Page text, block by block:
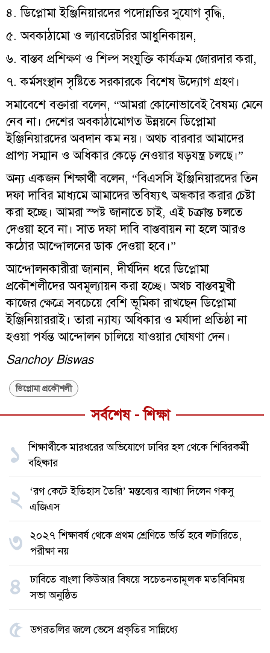
৪. ডিপ্লোমা ইঞ্জিনিয়ারদের পদোন্নতির সুযোগ বৃদ্ধি,
৫. অবকাঠামো ও ল্যাবরেটরির আধুনিকায়ন,
৬. বাস্তব প্রশিক্ষণ ও শিল্প সংযুক্তি কার্যক্রম জোরদার করা,
৭. কর্মসংস্থান সৃষ্টিতে সরকারকে বিশেষ উদ্যোগ গ্রহণ।
সমাবেশে বক্তারা বলেন, “আমরা কোনোভাবেই বৈষম্য মেনে
নেব না। দেশের অবকাঠামোগত উন্নয়নে ডিপ্লোমা
ইঞ্জিনিয়ারদের অবদান কম নয়। অথচ বারবার আমাদের
প্রাপ্য সম্মান ও অধিকার কেড়ে নেওয়ার ষড়যন্ত্র চলছে।”
অন্য একজন শিক্ষার্থী বলেন, “বিএসসি ইঞ্জিনিয়ারদের তিন
দফা দাবির মাধ্যমে আমাদের ভবিষ্যৎ অন্ধকার করার চেষ্টা
করা হচ্ছে। আমরা স্পষ্ট জানাতে চাই, এই চক্রান্ত চলতে
দেওয়া হবে না। সাত দফা দাবি বাস্তবায়ন না হলে আরও
কঠোর আন্দোলনের ডাক দেওয়া হবে।”
আন্দোলনকারীরা জানান, দীর্ঘদিন ধরে ডিপ্লোমা
প্রকৌশলীদের অবমূল্যায়ন করা হচ্ছে। অথচ বাস্তবমুখী
কাজের ক্ষেত্রে সবচেয়ে বেশি ভূমিকা রাখছেন ডিপ্লোমা
ইঞ্জিনিয়াররাই। তারা ন্যায্য অধিকার ও মর্যাদা প্রতিষ্ঠা না
হওয়া পর্যন্ত আন্দোলন চালিয়ে যাওয়ার ঘোষণা দেন।
Sanchoy Biswas
ডিপ্লোমা প্রকৌশলী
সর্বশেষ - শিক্ষা
১
শিক্ষার্থীকে মারধরের অভিযোগে ঢাবির হল থেকে শিবিরকর্মী
বহিষ্কার
২
‘রগ কেটে ইতিহাস তৈরি’ মন্তব্যের ব্যাখ্যা দিলেন গকসু
এজিএস
৩ ২০২৭ শিক্ষাবর্ষ থেকে প্রথম শ্রেণিতে ভর্তি হবে লটারিতে,
পরীক্ষা নয়
৪
ঢাবিতে বাংলা কিউআর বিষয়ে সচেতনতামূলক মতবিনিময়
সভা অনুষ্ঠিত
৫ ডগরতলির জলে ভেসে প্রকৃতির সান্নিধ্যে